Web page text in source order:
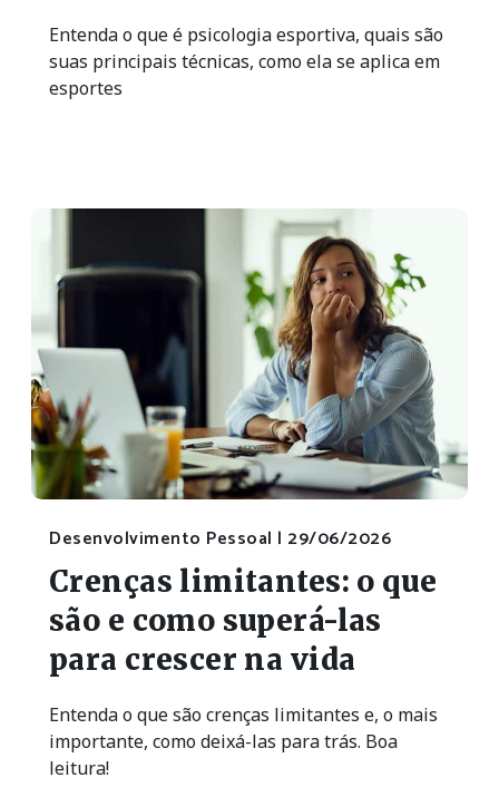
Entenda o que é psicologia esportiva, quais são
suas principais técnicas, como ela se aplica em
esportes
Desenvolvimento Pessoal | 29/06/2026
Crenças limitantes: o que
são e como superá-las
para crescer na vida
Entenda o que são crenças limitantes e, o mais
importante, como deixá-las para trás. Boa
leitura!